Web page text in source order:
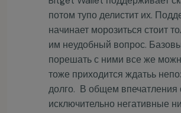
потом тупо делистит их.
начинает морозиться стоит
им неудобный вопрос.
порешать с ними все же
тоже приходится ждатьь
долго. В общем впечатления
исключительно негативные